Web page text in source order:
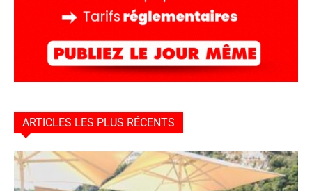
ARTICLES LES PLUS RÉCENTS